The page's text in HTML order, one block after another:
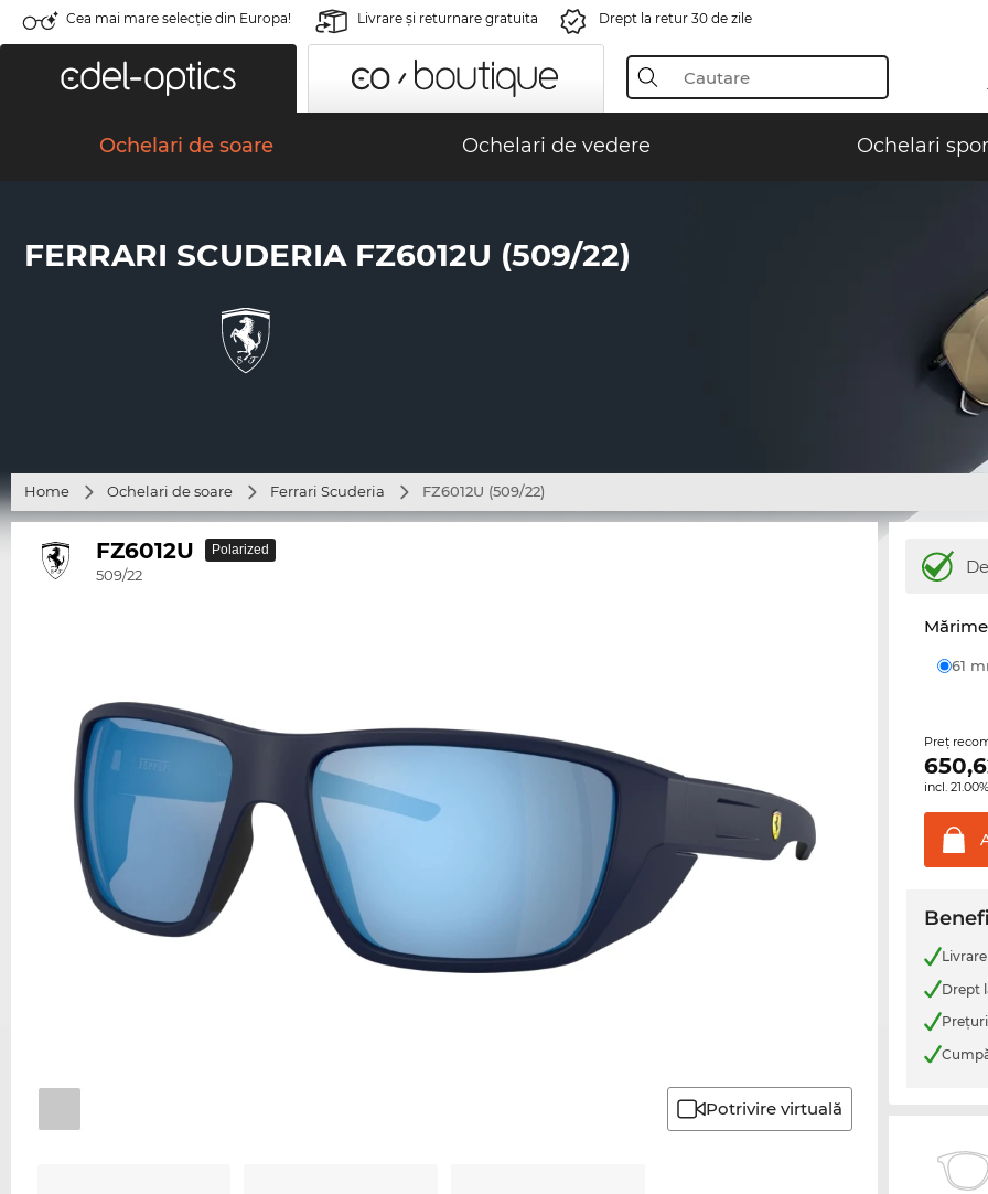
Cea mai mare selecție din Europa! Livrare şi returnare gratuita Drept la retur 30 de zile
Ochelari de soare Ochelari de vedere Ochelari
FERRARI SCUDERIA FZ6012U (509/22)
Home Ochelari de soare Ferrari Scuderia FZ6012U (509/22)
FZ6012U
509/22
Polarized
Potrivire virtuală
61
Preţ
incl.
Drept